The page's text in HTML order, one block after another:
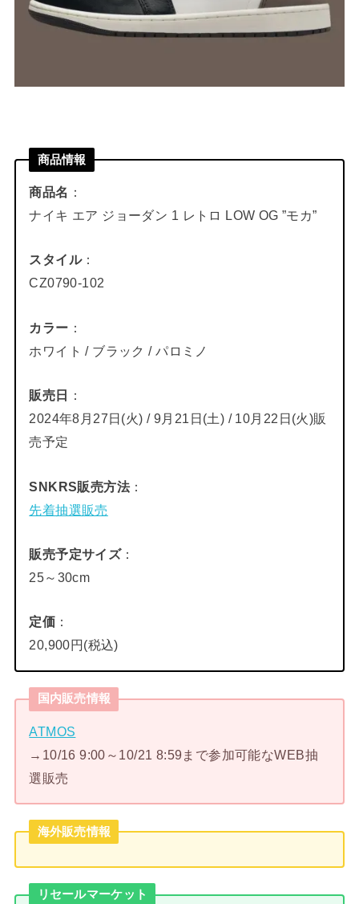
商品情報
商品名 ：
ナイキ エア ジョーダン 1 レトロ LOW OG ”モカ”
スタイル：
CZ0790-102
カラー ：
ホワイト / ブラック / パロミノ
販売日 ：
2024年8月27日(火) / 9月21日(土) / 10月22日(火)販
売予定
SNKRS販売方法：
先着抽選販売
販売予定サイズ：
25～30cm
定価 ：
20,900円(税込)
国内販売情報
ATMOS
→10/16 9:00～10/21 8:59まで参加可能なWEB抽
選販売
海外販売情報
リセールマーケット